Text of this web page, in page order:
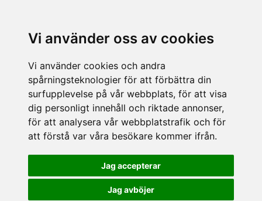
Vi använder oss av cookies
Vi använder cookies och andra
spårningsteknologier för att förbättra din
surfupplevelse på vår webbplats, för att visa
dig personligt innehåll och riktade annonser,
för att analysera vår webbplatstrafik och för
att förstå var våra besökare kommer ifrån.
Jag accepterar
Jag avböjer